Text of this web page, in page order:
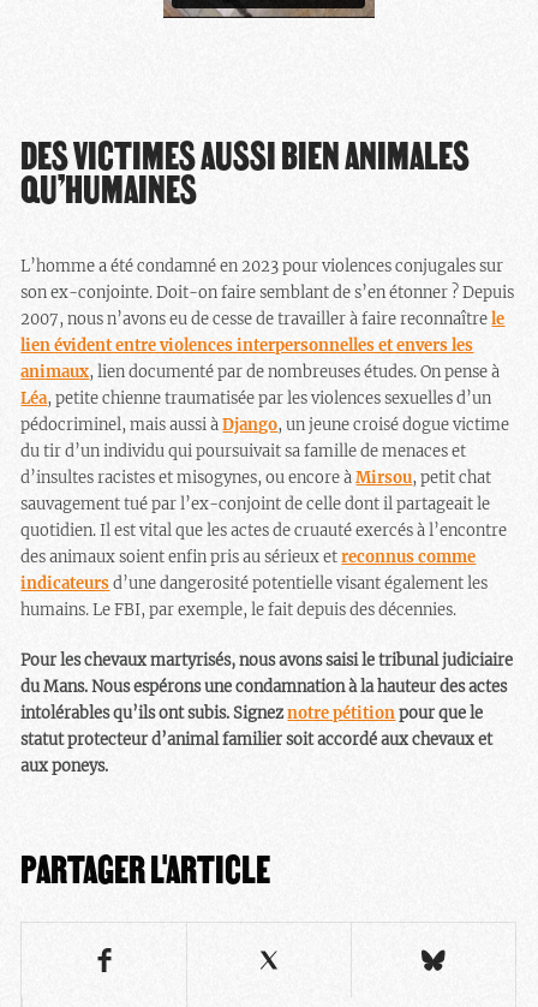
DES VICTIMES AUSSI BIEN ANIMALES
QU’HUMAINES
L’homme a été condamné en 2023 pour violences conjugales sur
son ex-conjointe. Doit-on faire semblant de s’en étonner ? Depuis
2007, nous n’avons eu de cesse de travailler à faire reconnaîtrele
lien évident entre violences interpersonnelles et envers les
animaux, lien documenté par de nombreuses études. On pense à
Léa, petite chienne traumatisée par les violences sexuelles d’un
pédocriminel, mais aussi àDjango, un jeune croisé dogue victime
du tir d’un individu qui poursuivait sa famille de menaces et
d’insultes racistes et misogynes, ou encore àMirsou, petit chat
sauvagement tué par l’ex-conjoint de celle dont il partageait le
quotidien. Il est vital que les actes de cruauté exercés à l’encontre
des animaux soient enfin pris au sérieux etreconnus comme
indicateursd’une dangerosité potentielle visant également les
humains. Le FBI, par exemple, le fait depuis des décennies.
Pour les chevaux martyrisés, nous avons saisi le tribunal judiciaire
du Mans. Nous espérons une condamnation à la hauteur des actes
intolérables qu’ils ont subis. Signeznotre pétitionpour que le
statut protecteur d’animal familier soit accordé aux chevaux et
aux poneys.
PARTAGER L'ARTICLE